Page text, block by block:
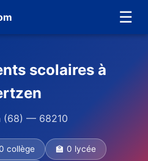
☰
scolaires à
(68) — 68210
collège 🏫 0 lycée